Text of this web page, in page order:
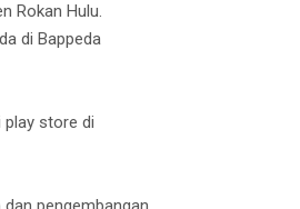
Rokan Hulu.
di Bappeda
play store di